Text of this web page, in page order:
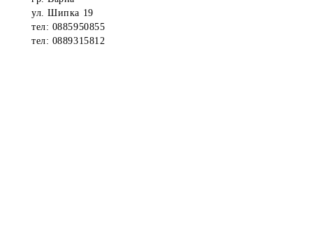
ул. Шипка 19
тел: 0885950855
тел: 0889315812